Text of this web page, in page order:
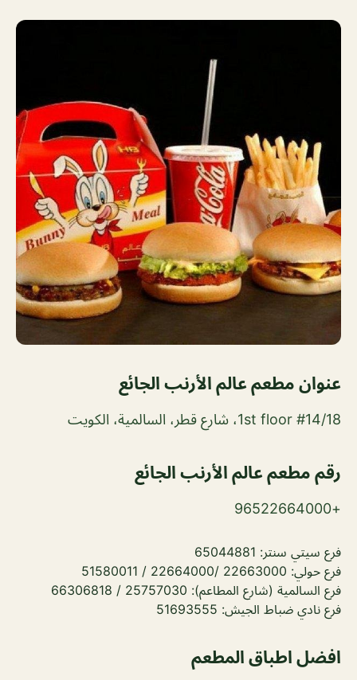
عنوان مطعم عالم الأرنب الجائع
#14/18 1st floor، شارع قطر، السالمية، الكويت
رقم مطعم عالم الأرنب الجائع
+96522664000
فرع سيتي سنتر: 65044881
فرع حولي: 22663000 /22664000 / 51580011
فرع السالمية (شارع المطاعم): 25757030 / 66306818
فرع نادي ضباط الجيش: 51693555
افضل اطباق المطعم